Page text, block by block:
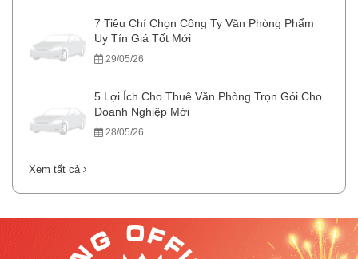
7 Tiêu Chí Chọn Công Ty Văn Phòng Phẩm
Uy Tín Giá Tốt Mới
29/05/26
5 Lợi Ích Cho Thuê Văn Phòng Trọn Gói Cho
Doanh Nghiệp Mới
28/05/26
Xem tất cả